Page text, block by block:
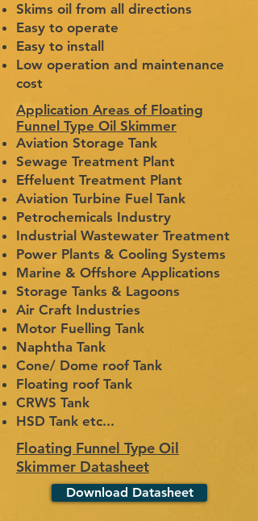
Skims oil from all directions
Easy to operate
Easy to install
Low operation and maintenance
cost
Application Areas of Floating
Funnel Type Oil Skimmer
Aviation Storage Tank
Sewage Treatment Plant
Effeluent Treatment Plant
Aviation Turbine Fuel Tank
Petrochemicals Industry
Industrial Wastewater Treatment
Power Plants & Cooling Systems
Marine & Offshore Applications
Storage Tanks & Lagoons
Air Craft Industries
Motor Fuelling Tank
Naphtha Tank
Cone/ Dome roof Tank
Floating roof Tank
CRWS Tank
HSD Tank etc...
Floating Funnel Type Oil
Skimmer Datasheet
Download Datasheet